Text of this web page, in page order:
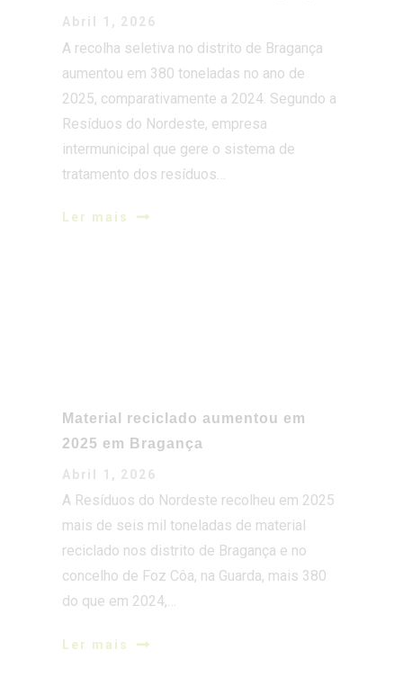
Abril 1, 2026
A recolha seletiva no distrito de Bragança
aumentou em 380 toneladas no ano de
2025, comparativamente a 2024. Segundo a
Resíduos do Nordeste, empresa
intermunicipal que gere o sistema de
tratamento dos resíduos…
Ler mais
Material reciclado aumentou em
2025 em Bragança
Abril 1, 2026
A Resíduos do Nordeste recolheu em 2025
mais de seis mil toneladas de material
reciclado nos distrito de Bragança e no
concelho de Foz Côa, na Guarda, mais 380
do que em 2024,…
Ler mais